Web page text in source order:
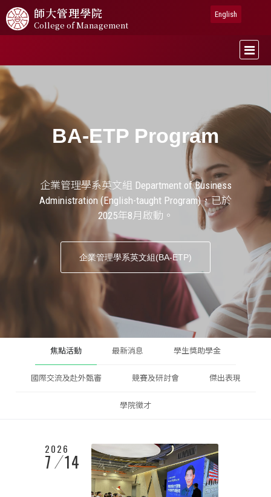
師大管理學院
College of Management
English
BA-ETP Program
企業管理學系英文組 Department of Business
Administration (English-taught Program)，已於
2025年8月啟動。
企業管理學系英文組(BA-ETP)
焦點活動 最新消息 學生獎助學金
國際交流及赴外甄審 競賽及研討會 傑出表現
學院徵才
2026
7 14